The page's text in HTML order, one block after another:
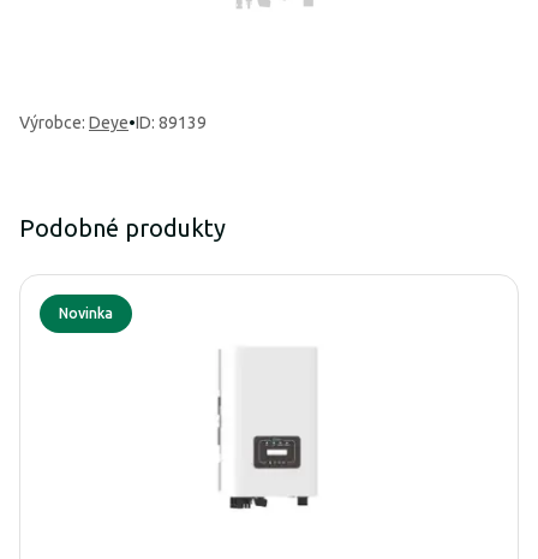
Výrobce: Deye•ID: 89139
Podobné produkty
Novinka